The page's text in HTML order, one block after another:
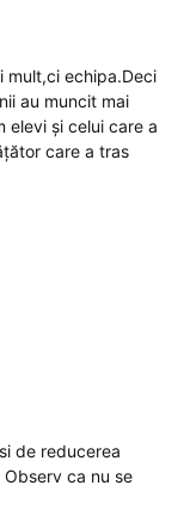
mult,ci echipa.Deci
au muncit mai
elevi și celui care a
care a tras
de reducerea
Observ ca nu se